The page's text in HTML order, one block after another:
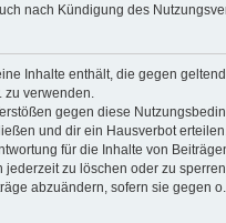
nach Kündigung des
Inhalte enthält, die gegen
verwenden.
gegen diese
und dir ein Hausverbot erteilen.
für die Inhalte von
zu löschen oder zu sperren.
abzuändern, sofern sie gegen